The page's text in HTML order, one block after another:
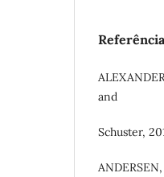
and
Schuster,